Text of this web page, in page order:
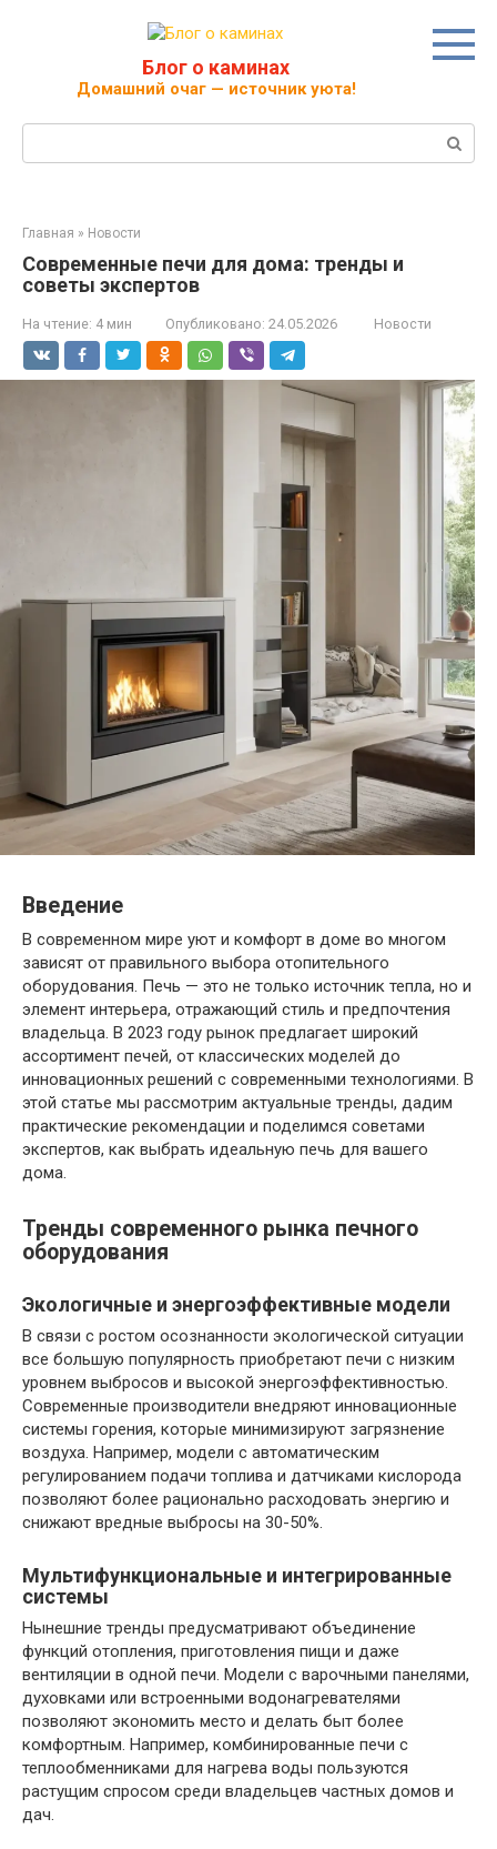
Блог о каминах
Домашний очаг — источник уюта!
Главная » Новости
Современные печи для дома: тренды и
советы экспертов
На чтение: 4 мин Опубликовано: 24.05.2026 Новости
Введение
В современном мире уют и комфорт в доме во многом
зависят от правильного выбора отопительного
оборудования. Печь — это не только источник тепла, но и
элемент интерьера, отражающий стиль и предпочтения
владельца. В 2023 году рынок предлагает широкий
ассортимент печей, от классических моделей до
инновационных решений с современными технологиями. В
этой статье мы рассмотрим актуальные тренды, дадим
практические рекомендации и поделимся советами
экспертов, как выбрать идеальную печь для вашего
дома.
Тренды современного рынка печного
оборудования
Экологичные и энергоэффективные модели
В связи с ростом осознанности экологической ситуации
все большую популярность приобретают печи с низким
уровнем выбросов и высокой энергоэффективностью.
Современные производители внедряют инновационные
системы горения, которые минимизируют загрязнение
воздуха. Например, модели с автоматическим
регулированием подачи топлива и датчиками кислорода
позволяют более рационально расходовать энергию и
снижают вредные выбросы на 30-50%.
Мультифункциональные и интегрированные
системы
Нынешние тренды предусматривают объединение
функций отопления, приготовления пищи и даже
вентиляции в одной печи. Модели с варочными панелями,
духовками или встроенными водонагревателями
позволяют экономить место и делать быт более
комфортным. Например, комбинированные печи с
теплообменниками для нагрева воды пользуются
растущим спросом среди владельцев частных домов и
дач.